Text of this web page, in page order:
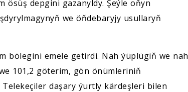
ösüş depgini gazanyldy. Şeýle oňyn
we öňdebaryjy usullaryň
bölegini emele getirdi. Nah ýüplügiň we nah
101,2 göterim, gön önümleriniň
daşary ýurtly kärdeşleri bilen